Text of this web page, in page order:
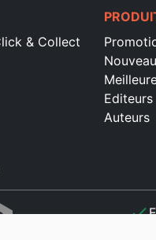
& Collect
Editeurs
Auteurs
check